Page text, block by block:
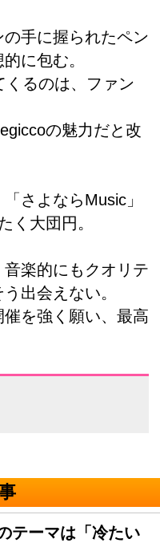
手に握られたペン
に包む。
くるのは、ファン
の魅力だと改
さよならMusic」
く大団円。
楽的にもクオリテ
出会えない。
を強く願い、最高
テーマは「冷たい